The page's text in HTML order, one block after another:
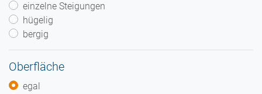
einzelne Steigungen
hügelig
bergig
Oberfläche
egal